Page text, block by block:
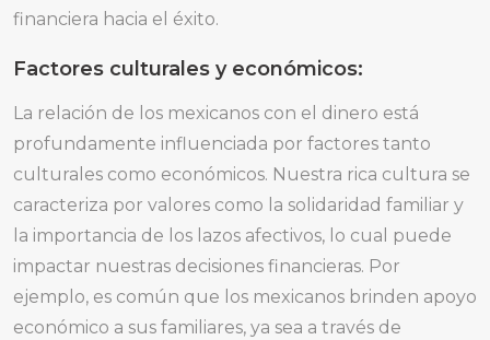
financiera hacia el éxito.
Factores culturales y económicos:
La relación de los mexicanos con el dinero está
profundamente influenciada por factores tanto
culturales como económicos. Nuestra rica cultura se
caracteriza por valores como la solidaridad familiar y
la importancia de los lazos afectivos, lo cual puede
impactar nuestras decisiones financieras. Por
ejemplo, es común que los mexicanos brinden apoyo
económico a sus familiares, ya sea a través de